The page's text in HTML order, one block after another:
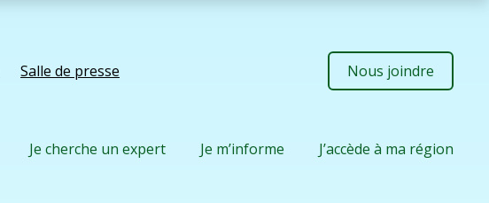
Salle de presse Nous joindre
Je cherche un expert Je m’informe J’accède à ma région